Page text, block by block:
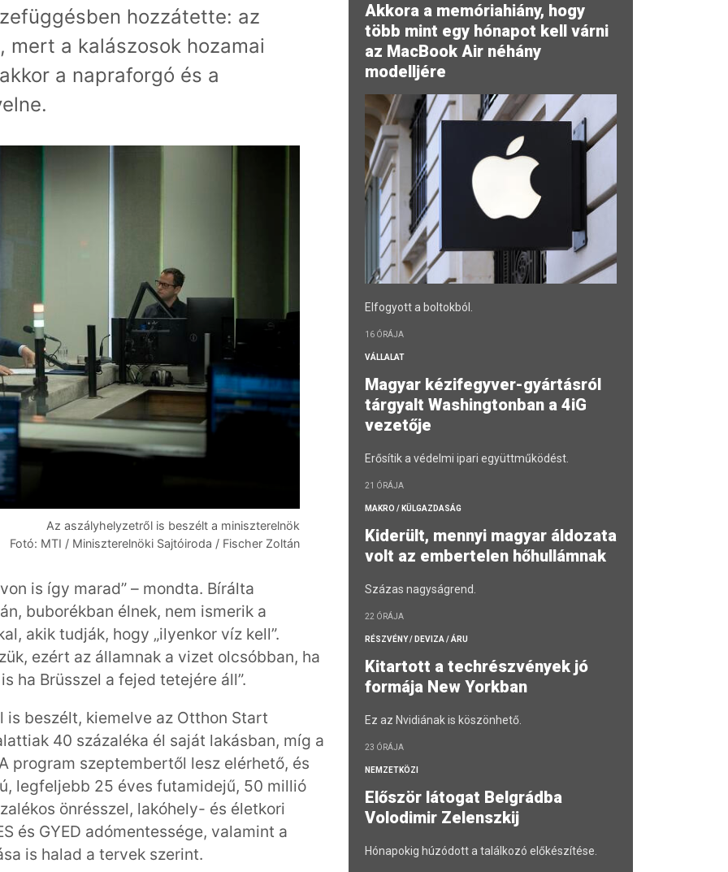
hozzátette: az
mert a kalászosok hozamai
a napraforgó és a
Az aszályhelyzetről is beszélt a miniszterelnök
Fotó: MTI / Miniszterelnöki Sajtóiroda / Fischer Zoltán
is így marad” – mondta. Bírálta
buborékban élnek, nem ismerik a
akik tudják, hogy „ilyenkor víz kell”.
ezért az államnak a vizet olcsóbban, ha
ha Brüsszel a fejed tetejére áll”.
beszélt, kiemelve az Otthon Start
40 százaléka él saját lakásban, míg a
program szeptembertől lesz elérhető, és
legfeljebb 25 éves futamidejű, 50 millió
önrésszel, lakóhely- és életkori
és GYED adómentessége, valamint a
is halad a tervek szerint.
Akkora a memóriahiány, hogy
több mint egy hónapot kell várni
az MacBook Air néhány
modelljére
Elfogyott a boltokból.
16 ÓRÁJA
VÁLLALAT
Magyar kézifegyver-gyártásról
tárgyalt Washingtonban a 4iG
vezetője
Erősítik a védelmi ipari együttműködést.
21 ÓRÁJA
MAKRO / KÜLGAZDASÁG
Kiderült, mennyi magyar áldozata
volt az embertelen hőhullámnak
Százas nagyságrend.
22 ÓRÁJA
RÉSZVÉNY / DEVIZA / ÁRU
Kitartott a techrészvények jó
formája New Yorkban
Ez az Nvidiának is köszönhető.
23 ÓRÁJA
NEMZETKÖZI
Először látogat Belgrádba
Volodimir Zelenszkij
Hónapokig húzódott a találkozó előkészítése.